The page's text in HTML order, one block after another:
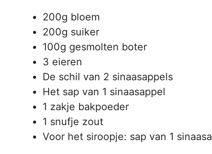
200g bloem
200g suiker
100g gesmolten boter
3 eieren
De schil van 2 sinaasappels
Het sap van 1 sinaasappel
1 zakje bakpoeder
1 snufje zout
Voor het siroopje: sap van 1